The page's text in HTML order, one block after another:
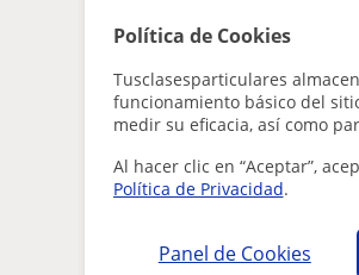
Política de Cookies
Tusclasesparticulares
funcionamiento básico del
medir su eficacia, así como
Al hacer clic en “Aceptar”,
Política de Privacidad.
Panel de Cookies